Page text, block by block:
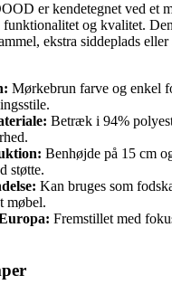
er kendetegnet ved et
og kvalitet.
ekstra siddeplads
Mørkebrun farve og enkel
Betræk i 94%
Benhøjde på 15 cm
støtte.
Kan bruges som
møbel.
Fremstillet med